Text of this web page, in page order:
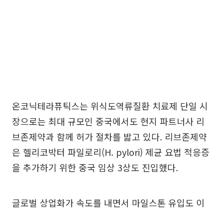
온코닉테라퓨틱스는 위식도역류질환 치료제 단일 시
장으로는 최대 규모인 중국에서도 현지 파트너사 리
브존제약과 함께 허가 절차를 밟고 있다. 리브존제약
은 헬리코박터 파일로리(H. pylori) 제균 요법 적응증
을 추가하기 위한 중국 임상 3상도 진입했다.
글로벌 상업화가 속도를 내면서 마일스톤 유입도 이